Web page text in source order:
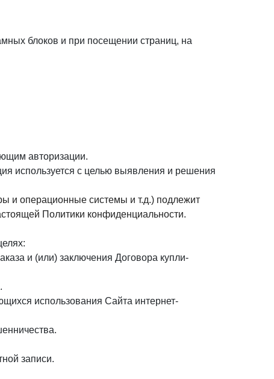
блоков и при посещении страниц, на
авторизации.
используется с целью выявления и решения
и операционные системы и т.д.) подлежит
Политики конфиденциальности.
и (или) заключения Договора купли-
использования Сайта интернет-
записи.